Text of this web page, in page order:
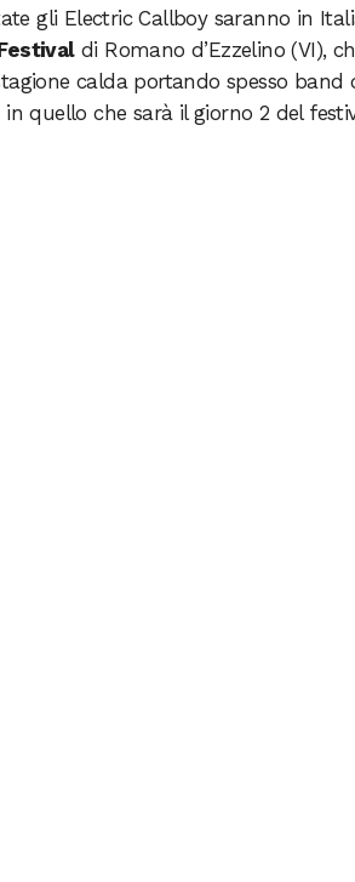
gli Electric Callboy saranno in
di Romano d’Ezzelino (VI),
calda portando spesso band
quello che sarà il giorno 2 del